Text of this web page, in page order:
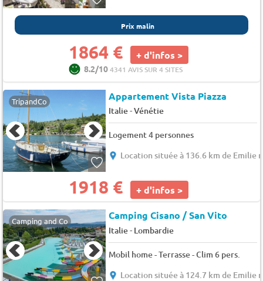
Prix malin
1864 € + d'infos >
8.2/104341 AVIS SUR 4 SITES
TripandCo Appartement Vista Piazza
Italie-Vénétie
Logement 4 personnes
Location située à 136.6 km de Emilie
1918 € + d'infos >
Camping and Co Camping Cisano / San Vito
Italie- Lombardie
Mobil home - Terrasse - Clim 6 pers.
Location située à 124.7 km de Emilie